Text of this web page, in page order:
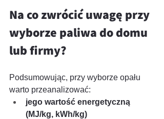
Na co zwrócić uwagę przy
wyborze paliwa do domu
lub firmy?
Podsumowując, przy wyborze opału
warto przeanalizować:
jego wartość energetyczną
(MJ/kg, kWh/kg)